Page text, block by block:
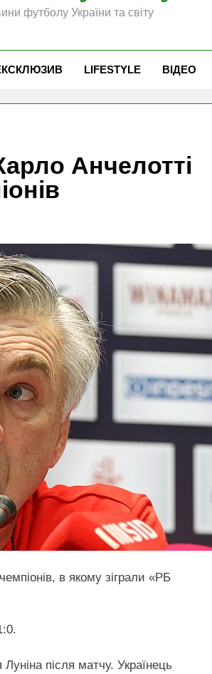
футболу України та світу
LIFESTYLE ВІДЕО
Анчелотті
в якому зіграли «РБ
після матчу. Українець